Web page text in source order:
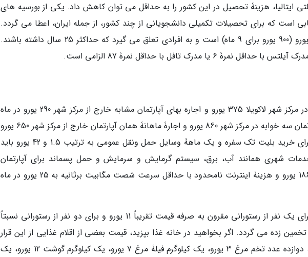
ایتالیا، هزینۀ تحصیل در این کشور را به حداقل می توان کاهش داد. یکی از بورسیه های
است که برای تحصیلات تکمیلی دانشجویانی از چند کشور، از جمله ایران، اعطا می گردد.
ارزش این بورسیه سالانه 8،100 یورو (900 یورو برای 9 ماه) است و به افرادی تعلق می گیرد که حداکثر 25 سال داشته باشند.
6 یا مدرک تافل با حداقل نمرۀ 87 الزامی است.
اجاره بهای آپارتمان یک خوابه در مرکز شهر لاکویلا 375 یورو و اجاره بهای آپارتمان مشابه خارج از مرکز شهر 290 یورو در ماه
است. بعلاوه، اجارۀ ماهانۀ آپارتمان سه خوابه در مرکز شهر 860 یورو و اجارۀ ماهانۀ همان آپارتمان خارج از مرکز شهر 650 یورو
برآورد می گردد. علاوه براین، برای خرید بلیت تک سفره و یک ماهۀ وسایل حمل ونقل عمومی به ترتیب 1.5 و 42 یورو باید
شهری همانند آب، برق، سیستم گرمایش و سرمایش و حمل پسماند برای آپارتمان
هشتادمتری به طورمتوسط به 186 یورو و هزینۀ اینترنت نامحدود با حداقل سرعت شصت مگابیت برثانیه به 25 یورو در ماه
ناگفته نماند هزینۀ خرید غذا برای یک نفر از رستورانی مقرون به صرفه قیمت تقریباً 11 یورو و برای دو نفر از رستورانی نسبتاً
تر درحدود 50 یورو تخمین زده می گردد. اگر بخواهید در خانه غذا بپزید، قیمت بعضی از اقلام غذایی از این قرار
است: یک لیتر شیر کمتر 1 یورو، دوازده عدد تخم مرغ 3 یورو، یک کیلوگرم فیلۀ مرغ 7 یورو، یک کیلوگرم گوشت 12 یورو، یک